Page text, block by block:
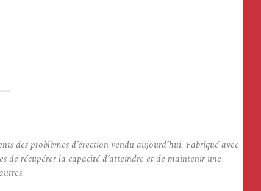
des problèmes d’érection vendu aujourd’hui. Fabriqué avec
de récupérer la capacité d’atteindre et de maintenir une